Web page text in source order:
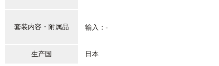
套装内容・附属品 输入：-
生产国 日本